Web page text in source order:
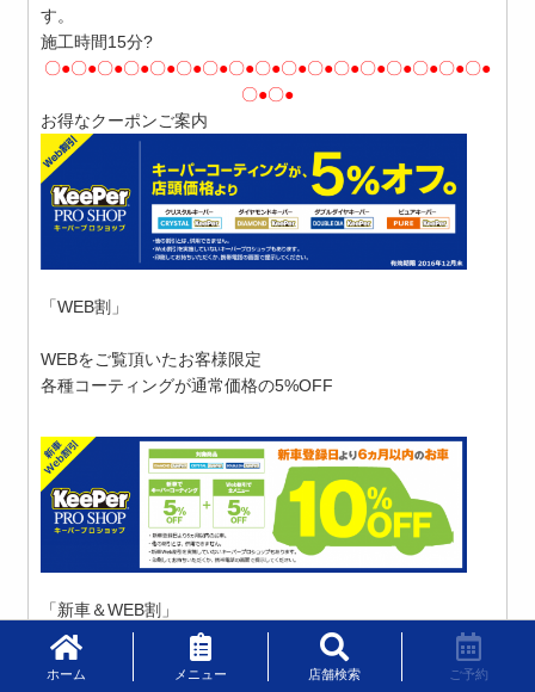
す。
施工時間15分?
〇●〇●〇●〇●〇●〇●〇●〇●〇●〇●〇●〇●〇●〇●〇●〇●〇●
〇●〇●
お得なクーポンご案内
「WEB割」
WEBをご覧頂いたお客様限定
各種コーティングが通常価格の5%OFF
「新車＆WEB割」
納車から6ヵ月までのお車で、各種コーティングが通常価格
の10%OFF
ホーム メニュー 店舗検索 ご予約